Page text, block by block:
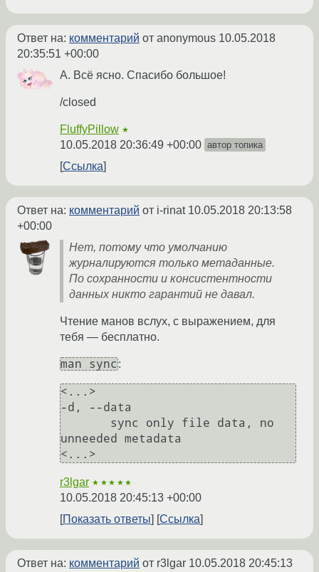
Ответ на: комментарий от anonymous 10.05.2018
20:35:51 +00:00
А. Всё ясно. Спасибо большое!
/closed
FluffyPillow ★
10.05.2018 20:36:49 +00:00 автор топика
Ссылка
Ответ на: комментарий от i-rinat 10.05.2018 20:13:58
+00:00
Нет, потому что умолчанию
журналируются только метаданные.
По сохранности и консистентности
данных никто гарантий не давал.
Чтение манов вслух, с выражением, для
тебя — бесплатно.
man sync :
<...>
-d, --data
unneeded metadata
r3lgar ★★★★★
10.05.2018 20:45:13 +00:00
Показать ответы
Ссылка
Ответ на: комментарий от r3lgar 10.05.2018 20:45:13